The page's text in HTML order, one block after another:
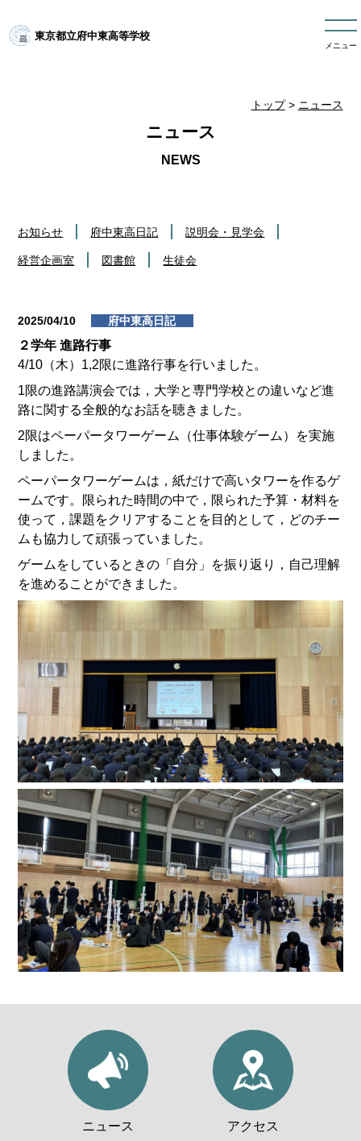
東京都立府中東高等学校
メニュー
トップ> ニュース
ニュース
お知らせ 府中東高日記 説明会・見学会
経営企画室 図書館 生徒会
2025/04/10 府中東高日記
２学年 進路行事
4/10（木）1,2限に進路行事を行いました。
1限の進路講演会では，大学と専門学校との違いなど進
路に関する全般的なお話を聴きました。
2限はペーパータワーゲーム（仕事体験ゲーム）を実施
しました。
ペーパータワーゲームは，紙だけで高いタワーを作るゲ
ームです。限られた時間の中で，限られた予算・材料を
使って，課題をクリアすることを目的として，どのチー
ムも協力して頑張っていました。
ゲームをしているときの「自分」を振り返り，自己理解
を進めることができました。
ニュース アクセス